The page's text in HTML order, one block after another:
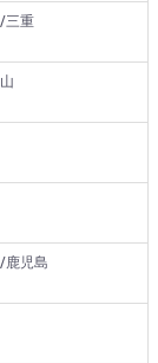
三重
児島